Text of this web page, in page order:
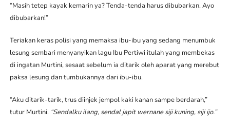
“Masih tetep kayak kemarin ya? Tenda-tenda harus dibubarkan. Ayo
dibubarkan!”
Teriakan keras polisi yang memaksa ibu-ibu yang sedang menumbuk
lesung sembari menyanyikan lagu Ibu Pertiwi itulah yang membekas
di ingatan Murtini, sesaat sebelum ia ditarik oleh aparat yang merebut
paksa lesung dan tumbukannya dari ibu-ibu.
“Aku ditarik-tarik, trus diinjek jempol kaki kanan sampe berdarah,”
tutur Murtini. “Sendalku ilang, sendal japit wernane siji kuning, siji ijo.”